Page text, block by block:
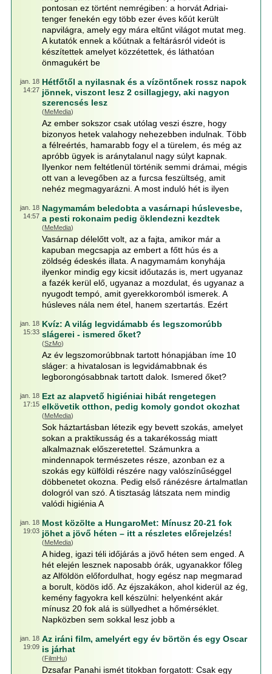
pontosan ez történt nemrégiben: a horvát Adriai-
tenger fenekén egy több ezer éves kőút került
napvilágra, amely egy mára eltűnt világot mutat meg.
A kutatók ennek a kőútnak a feltárásról videót is
készítettek amelyet közzétettek, és láthatóan
önmagukért be
jan. 18
14:27
Hétfőtől a nyilasnak és a vízöntőnek rossz napok
jönnek, viszont lesz 2 csillagjegy, aki nagyon
szerencsés lesz
(MeMedia)
Az ember sokszor csak utólag veszi észre, hogy
bizonyos hetek valahogy nehezebben indulnak. Több
a félreértés, hamarabb fogy el a türelem, és még az
apróbb ügyek is aránytalanul nagy súlyt kapnak.
Ilyenkor nem feltétlenül történik semmi drámai, mégis
ott van a levegőben az a furcsa feszültség, amit
nehéz megmagyarázni. A most induló hét is ilyen
jan. 18
14:57
Nagymamám beledobta a vasárnapi húslevesbe,
a pesti rokonaim pedig öklendezni kezdtek
(MeMedia)
Vasárnap délelőtt volt, az a fajta, amikor már a
kapuban megcsapja az embert a főtt hús és a
zöldség édeskés illata. A nagymamám konyhája
ilyenkor mindig egy kicsit időutazás is, mert ugyanaz
a fazék kerül elő, ugyanaz a mozdulat, és ugyanaz a
nyugodt tempó, amit gyerekkoromból ismerek. A
húsleves nála nem étel, hanem szertartás. Ezért
jan. 18
15:33
Kvíz: A világ legvidámabb és legszomorúbb
slágerei - ismered őket?
(SzMo)
Az év legszomorúbbnak tartott hónapjában íme 10
sláger: a hivatalosan is legvidámabbnak és
legborongósabbnak tartott dalok. Ismered őket?
jan. 18
17:15
Ezt az alapvető higiéniai hibát rengetegen
elkövetik otthon, pedig komoly gondot okozhat
(MeMedia)
Sok háztartásban létezik egy bevett szokás, amelyet
sokan a praktikusság és a takarékosság miatt
alkalmaznak előszeretettel. Számunkra a
mindennapok természetes része, azonban ez a
szokás egy külföldi részére nagy valószínűséggel
döbbenetet okozna. Pedig első ránézésre ártalmatlan
dologról van szó. A tisztaság látszata nem mindig
valódi higiénia A
jan. 18
19:03
Most közölte a HungaroMet: Mínusz 20-21 fok
jöhet a jövő héten – itt a részletes előrejelzés!
(MeMedia)
A hideg, igazi téli időjárás a jövő héten sem enged. A
hét elején lesznek naposabb órák, ugyanakkor főleg
az Alföldön előfordulhat, hogy egész nap megmarad
a borult, ködös idő. Az éjszakákon, ahol kiderül az ég,
kemény fagyokra kell készülni: helyenként akár
mínusz 20 fok alá is süllyedhet a hőmérséklet.
Napközben sem sokkal lesz jobb a
jan. 18
19:09
Az iráni film, amelyért egy év börtön és egy Oscar
is járhat
(FilmHu)
Dzsafar Panahi ismét titokban forgatott: Csak egy